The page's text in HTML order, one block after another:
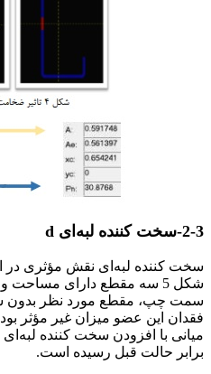
2-3-سخت کننده لبه‌ای d
سخت کننده لبه‌ای نقش مؤثری در
شکل 5 سه مقطع دارای مساحت
سمت چپ، مقطع مورد نظر بدون
فقدان این عضو میزان غیر مؤثر
برابر حالت قبل رسیده است.